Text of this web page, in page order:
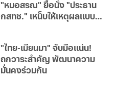
"หมอสรณ" ยื้อนั่ง "ประธาน
กสทช." เหน็บให้เหตุผลแบบ
"ไทย-เมียนมา" จับมือแน่น!
ถกวาระสำคัญ พัฒนาความ
มั่นคงร่วมกัน